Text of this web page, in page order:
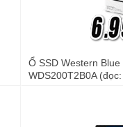
Ổ SSD Western Blue
WDS200T2B0A